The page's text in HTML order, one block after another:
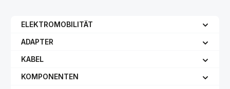
ELEKTROMOBILITÄT
ADAPTER
KABEL
KOMPONENTEN